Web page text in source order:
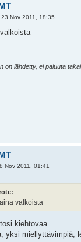
23 Nov 2011, 18:35
on lähdetty, ei paluuta
Nov 2011, 01:41
valkoista
kiehtovaa.
yksi miellyttävimpiä,